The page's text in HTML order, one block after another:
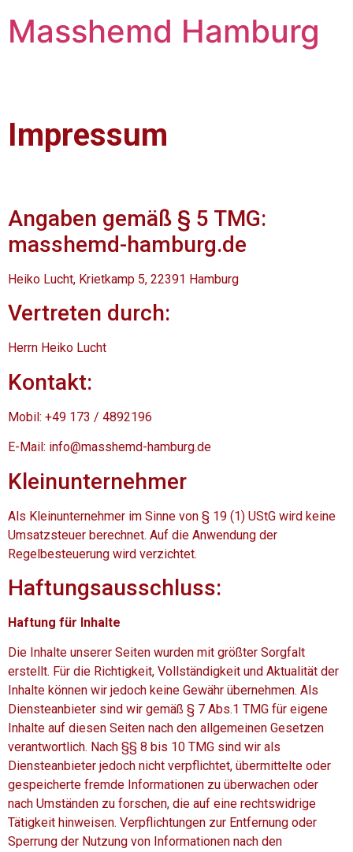
Masshemd Hamburg
Impressum
Angaben gemäß § 5 TMG:
masshemd-hamburg.de
Heiko Lucht, Krietkamp 5, 22391 Hamburg
Vertreten durch:
Herrn Heiko Lucht
Kontakt:
Mobil: +49 173 / 4892196
E-Mail: info@masshemd-hamburg.de
Kleinunternehmer
Als Kleinunternehmer im Sinne von § 19 (1) UStG wird keine
Umsatzsteuer berechnet. Auf die Anwendung der
Regelbesteuerung wird verzichtet.
Haftungsausschluss:
Haftung für Inhalte
Die Inhalte unserer Seiten wurden mit größter Sorgfalt
erstellt. Für die Richtigkeit, Vollständigkeit und Aktualität der
Inhalte können wir jedoch keine Gewähr übernehmen. Als
Diensteanbieter sind wir gemäß § 7 Abs.1 TMG für eigene
Inhalte auf diesen Seiten nach den allgemeinen Gesetzen
verantwortlich. Nach §§ 8 bis 10 TMG sind wir als
Diensteanbieter jedoch nicht verpflichtet, übermittelte oder
gespeicherte fremde Informationen zu überwachen oder
nach Umständen zu forschen, die auf eine rechtswidrige
Tätigkeit hinweisen. Verpflichtungen zur Entfernung oder
Sperrung der Nutzung von Informationen nach den